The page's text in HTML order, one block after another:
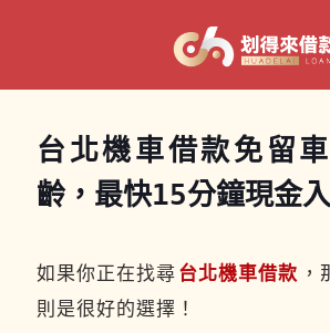
台北機車借款免留
齡，最快15分鐘現金
如果你正在找尋 台北機車借款
則是很好的選擇！